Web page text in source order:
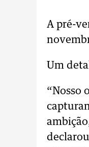
A pré-
Um
“Nosso